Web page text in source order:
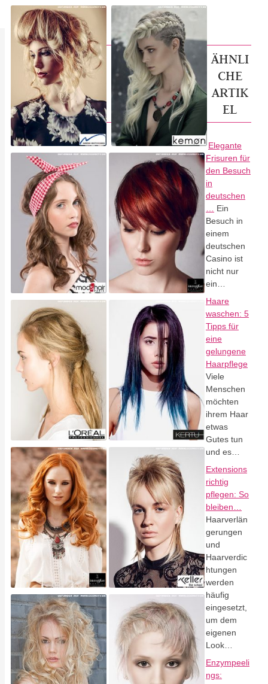
ÄHNLI
CHE
ARTIK
EL
Elegante
Frisuren für
den Besuch
in
deutschen
Ein
Besuch in
einem
deutschen
Casino ist
nicht nur
ein…
Haare
waschen: 5
Tipps für
eine
gelungene
Haarpflege
Viele
Menschen
möchten
ihrem Haar
etwas
Gutes tun
und es…
Extensions
richtig
pflegen: So
bleiben…
Haarverlän
gerungen
und
Haarverdic
htungen
werden
häufig
eingesetzt,
um dem
eigenen
Look…
Enzympeeli
ngs: